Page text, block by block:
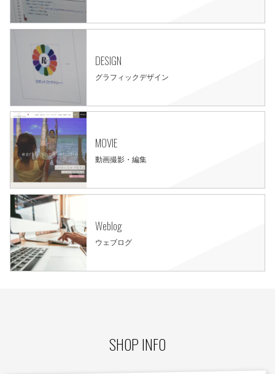
DESIGN
グラフィックデザイン
MOVIE
動画撮影・編集
Weblog
ウェブログ
SHOP INFO